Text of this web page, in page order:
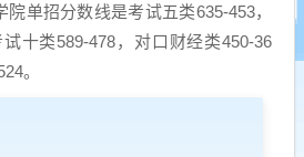
单招分数线是考试五类635-453，
十类589-478，对口财经类450-36
。